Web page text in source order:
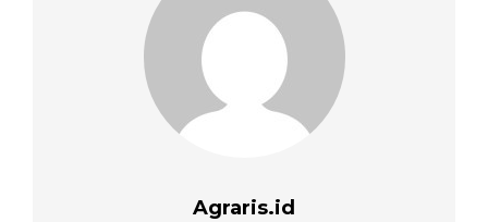
Agraris.id